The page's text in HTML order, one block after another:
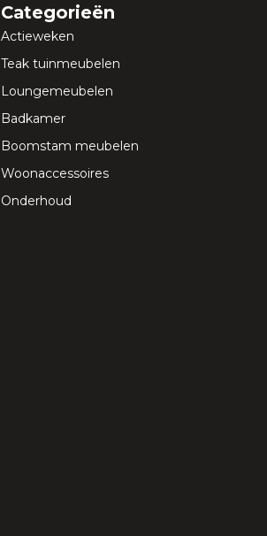
Categorieën
Actieweken
Teak tuinmeubelen
Loungemeubelen
Badkamer
Boomstam meubelen
Woonaccessoires
Onderhoud